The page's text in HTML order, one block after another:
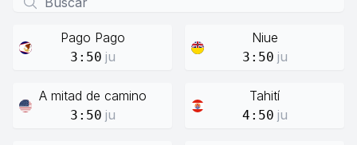
Pago Pago
3:50 ju
Niue
3:50 ju
A mitad de camino
3:50 ju
Tahití
4:50 ju